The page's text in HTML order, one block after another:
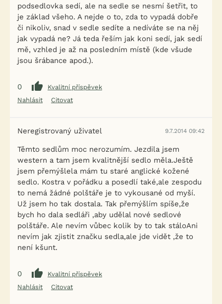
podsedlovka sedí, ale na sedle se nesmí šetřit, to
je základ všeho. A nejde o to, zda to vypadá dobře
či nikoliv, snad v sedle sedíte a nedíváte se na něj
jak vypadá ne? Já teda řeším jak koni sedí, jak sedí
mě, vzhled je až na posledním místě (kde všude
jsou šrábance apod.).
0
Kvalitní příspěvek
Nahlásit
Citovat
Neregistrovaný uživatel 9.7.2014 09:42
Těmto sedlům moc nerozumím. Jezdila jsem
western a tam jsem kvalitnější sedlo měla.Ještě
jsem přemýšlela mám tu staré anglické kožené
sedlo. Kostra v pořádku a posedlí také,ale zespodu
to nemá žádné polštáře je to vykousané od myší.
Už jsem ho tak dostala. Tak přemýšlím spíše,že
bych ho dala sedláři ,aby udělal nové sedlové
polštáře. Ale nevím vůbec kolik by to tak stáloAni
nevím jak zjistit značku sedla,ale jde vidět ,že to
není kšunt.
0
Kvalitní příspěvek
Nahlásit
Citovat